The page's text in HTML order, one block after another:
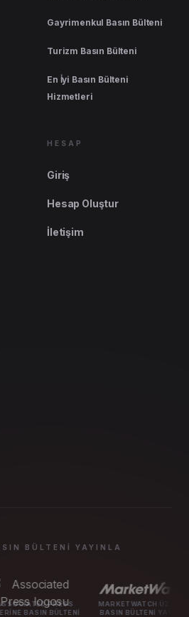
Gayrimenkul Basın Bülteni
Turizm Basın Bülteni
En İyi Basın Bülteni
Hizmetleri
HESAP
Giriş
Hesap Oluştur
İletişim
BÜLTENI YAYINLA
MARKETWATCH ÜZERINE
BASIN BÜLTENI YAYINLA